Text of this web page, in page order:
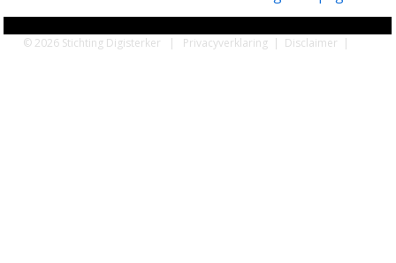
© 2026 Stichting Digisterker | Privacyverklaring | Disclaimer |